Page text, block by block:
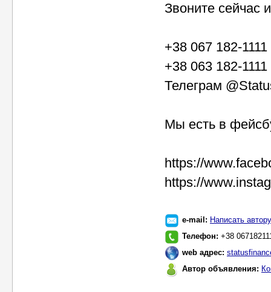
Звоните сейчас
‎+38 067 182-1111
+38 063 182-1111
Телеграм
Мы есть в
https://
https://
e-mail: Написать автору
Телефон: ‎+38
web адрес:
Автор объявления: